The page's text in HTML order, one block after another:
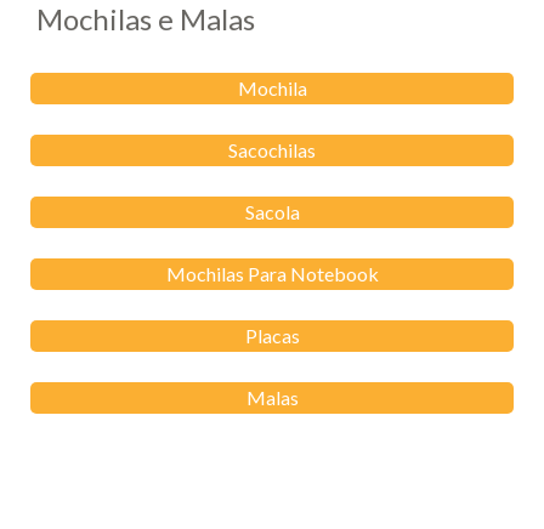
Mochilas e Malas
Mochila
Sacochilas
Sacola
Mochilas Para Notebook
Placas
Malas